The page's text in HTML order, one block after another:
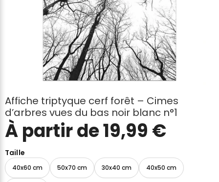
Affiche triptyque cerf forêt – Cimes
d’arbres vues du bas noir blanc n°1
À partir de19,99 €
Taille
40x60 cm 50x70 cm 30x40 cm 40x50 cm